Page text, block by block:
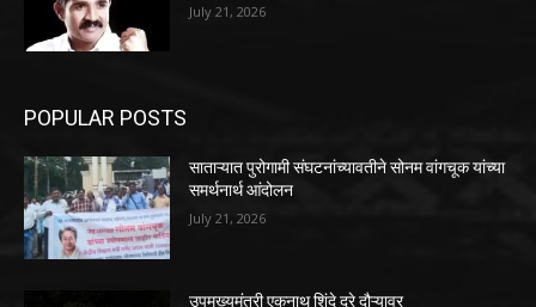
July 21, 2026
POPULAR POSTS
साताऱ्यात पुरोगामी संघटनांच्यावतीने सोनम वांगचूक यांच्या
समर्थनार्थ आंदोलन
July 21, 2026
उपमुख्यमंत्री एकनाथ शिंदे दरे दौऱ्यावर